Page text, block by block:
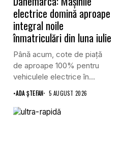
electrice domină aproape
integral noile
înmatriculări din luna iulie
Până acum, cote de piață
de aproape 100% pentru
vehiculele electrice în...
•ADA ȘTEFAN 5 AUGUST 2026